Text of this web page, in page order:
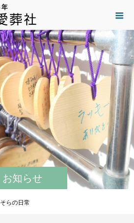
お知らせ
そらの日常